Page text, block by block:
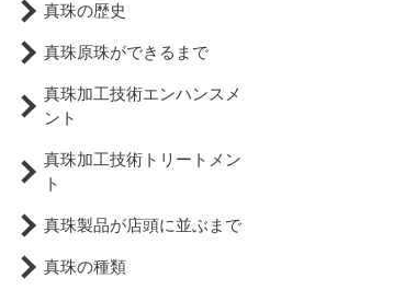
真珠の歴史
真珠原珠ができるまで
真珠加工技術エンハンスメ
ント
真珠加工技術トリートメン
ト
真珠製品が店頭に並ぶまで
真珠の種類